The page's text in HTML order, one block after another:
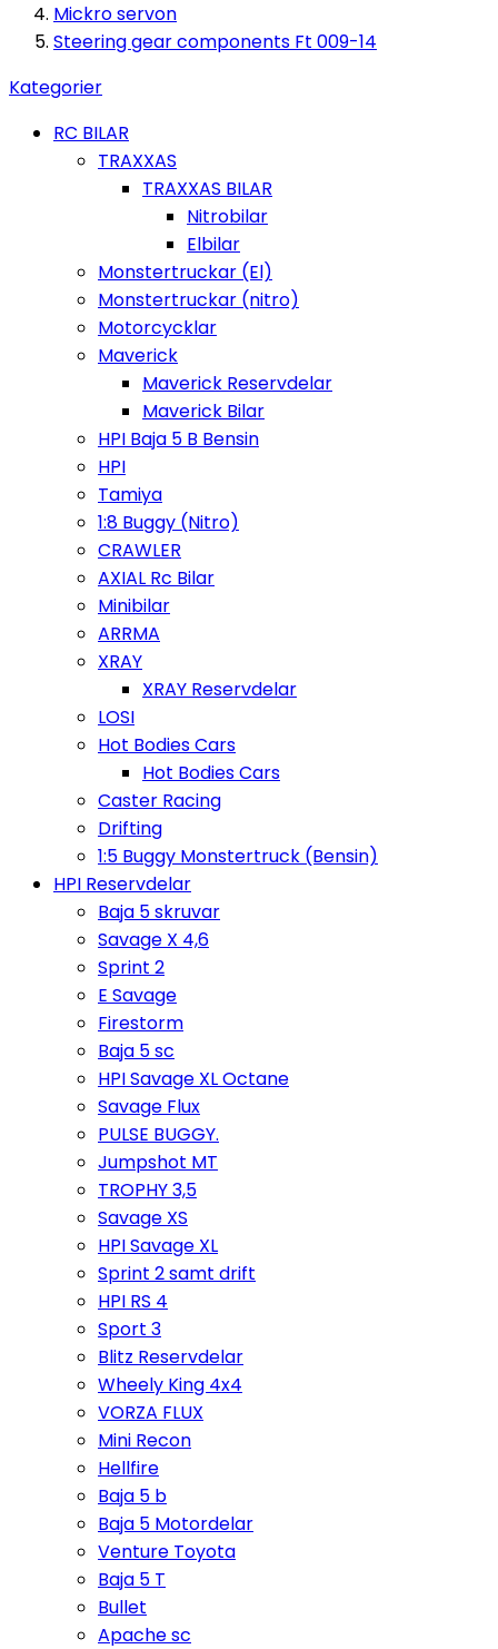
Mickro servon
Steering gear components Ft 009-14
Kategorier
RC BILAR
TRAXXAS
TRAXXAS BILAR
Nitrobilar
Elbilar
Monstertruckar (El)
Monstertruckar (nitro)
Motorcycklar
Maverick
Maverick Reservdelar
Maverick Bilar
HPI Baja 5 B Bensin
HPI
Tamiya
1:8 Buggy (Nitro)
CRAWLER
AXIAL Rc Bilar
Minibilar
ARRMA
XRAY
XRAY Reservdelar
LOSI
Hot Bodies Cars
Hot Bodies Cars
Caster Racing
Drifting
1:5 Buggy Monstertruck (Bensin)
HPI Reservdelar
Baja 5 skruvar
Savage X 4,6
Sprint 2
E Savage
Firestorm
Baja 5 sc
HPI Savage XL Octane
Savage Flux
PULSE BUGGY.
Jumpshot MT
TROPHY 3,5
Savage XS
HPI Savage XL
Sprint 2 samt drift
HPI RS 4
Sport 3
Blitz Reservdelar
Wheely King 4x4
VORZA FLUX
Mini Recon
Hellfire
Baja 5 b
Baja 5 Motordelar
Venture Toyota
Baja 5 T
Bullet
Apache sc